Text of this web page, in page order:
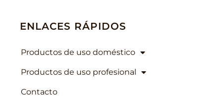
ENLACES RÁPIDOS
Productos de uso doméstico
Productos de uso profesional
Contacto